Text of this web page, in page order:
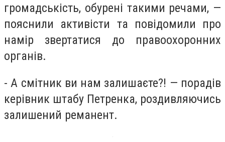
громадськість, обурені такими речами, —
пояснили активісти та повідомили про
намір звертатися до правоохоронних
органів.
- А смітник ви нам залишаєте?! — порадів
керівник штабу Петренка, роздивляючись
залишений реманент.